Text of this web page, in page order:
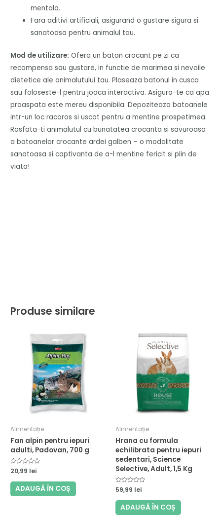
mentala.
Fara aditivi artificiali, asigurand o gustare sigura si
sanatoasa pentru animalul tau.
Mod de utilizare: Ofera un baton crocant pe zi ca
recompensa sau gustare, in functie de marimea si nevoile
dietetice ale animalutului tau. Plaseaza batonul in cusca
sau foloseste-l pentru joaca interactiva. Asigura-te ca apa
proaspata este mereu disponibila. Depoziteaza batoanele
intr-un loc racoros si uscat pentru a mentine prospetimea.
Rasfata-ti animalutul cu bunatatea crocanta si savuroasa
a batoanelor crocante ardei galben – o modalitate
sanatoasa si captivanta de a-l mentine fericit si plin de
viata!
Produse similare
Alimentație
Fan alpin pentru iepuri
adulti, Padovan, 700 g
Evaluat
la
0
din
20,99 lei
ADAUGĂ ÎN COȘ
Alimentație
Hrana cu formula
echilibrata pentru iepuri
sedentari, Science
Selective, Adult, 1,5 Kg
Evaluat
la
0
din
59,99 lei
ADAUGĂ ÎN COȘ